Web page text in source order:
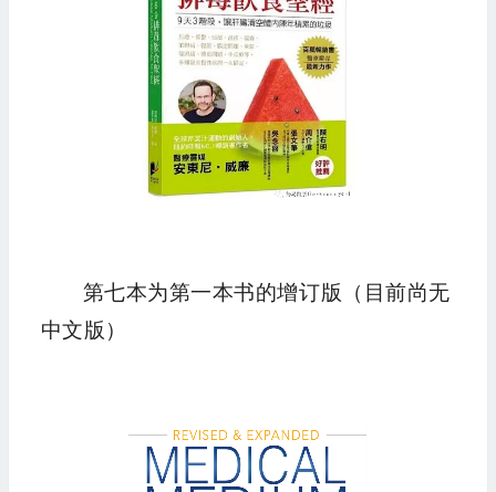
第七本为第一本书的增订版（目前尚无
中文版）